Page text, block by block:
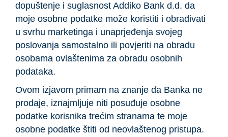
dopuštenje i suglasnost Addiko Bank d.d. da
moje osobne podatke može koristiti i obrađivati
u svrhu marketinga i unaprjeđenja svojeg
poslovanja samostalno ili povjeriti na obradu
osobama ovlaštenima za obradu osobnih
podataka.
Ovom izjavom primam na znanje da Banka ne
prodaje, iznajmljuje niti posuđuje osobne
podatke korisnika trećim stranama te moje
osobne podatke štiti od neovlaštenog pristupa.